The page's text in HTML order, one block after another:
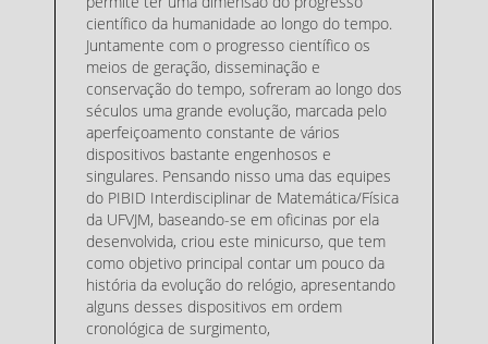
científico da humanidade ao longo do tempo.
Juntamente com o progresso científico os
meios de geração, disseminação e
conservação do tempo, sofreram ao longo dos
séculos uma grande evolução, marcada pelo
aperfeiçoamento constante de vários
dispositivos bastante engenhosos e
singulares. Pensando nisso uma das equipes
do PIBID Interdisciplinar de Matemática/Física
da UFVJM, baseando-se em oficinas por ela
desenvolvida, criou este minicurso, que tem
como objetivo principal contar um pouco da
história da evolução do relógio, apresentando
alguns desses dispositivos em ordem
cronológica de surgimento,